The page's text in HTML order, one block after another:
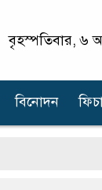
বৃহস্পতিবার, ৬
বিনোদন